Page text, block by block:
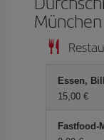
München
Essen,
15,00 €
Fastfood-